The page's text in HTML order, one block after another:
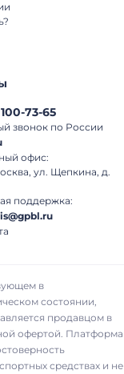
100-73-65
звонок по России
офис:
ул. Щепкина, д.
поддержка:
в
состоянии,
продавцом в
офертой. Платформа
средствах и не